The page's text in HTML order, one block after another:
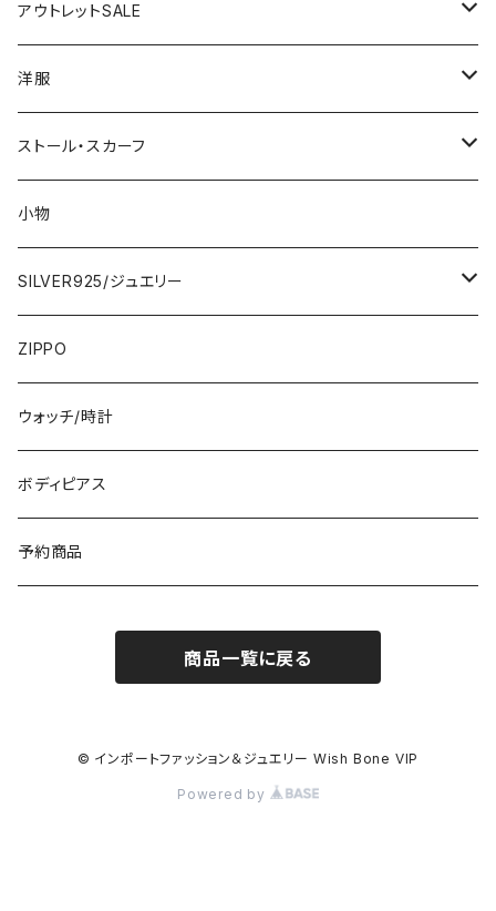
アウトレットSALE
1000円
2000円
3000円
5000円
7000円
洋服
インポートワンピース
ロング・マキシ
ひざ・ミディ
トップス・カーディガン・アウター
カーディガン
イタリア製ジャケット
スカート・パンツ
ストール・スカーフ
大判ストール・ロングスカーフ
小さめスカーフ
コットンストール・スカーフ
冬物・マフラー
小物
SILVER925/ジュエリー
指輪・リング
ネックレス・ペンダントトップ
ピアス・イヤリング
ブレスレット・バングル
ZIPPO
ウォッチ/時計
ボディピアス
予約商品
商品一覧に戻る
© インポートファッション＆ジュエリー Wish Bone VIP
Powered by